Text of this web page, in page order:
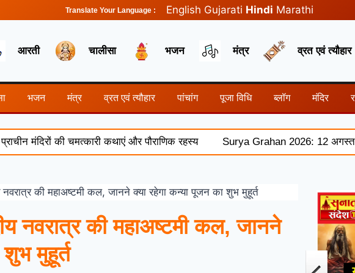
Translate Your Language : English Gujarati Hindi Marathi
आरती चालीसा भजन मंत्र व्रत एवं त्यौहार
भजन मंत्र व्रत एवं त्यौहार पांचांग पूजा विधि ब्लॉग मंदिर
चमत्कारी कथाएं और पौराणिक रहस्य Surya Grahan 2026: 12 अगस्त को लगेगा
की महाअष्टमी कल, जानने क्या रहेगा कन्या पूजन का शुभ मुहूर्त
नवरात्र की महाअष्टमी कल, जानने
मुहूर्त